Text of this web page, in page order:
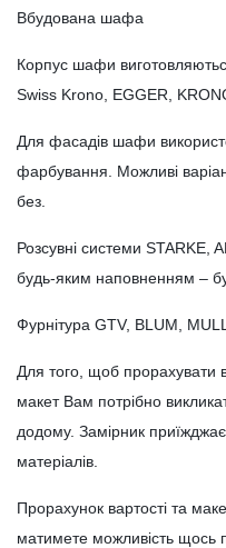
Вбудована шафа
Корпус шафи
Swiss Krono, EGGER,
Для фасадів шафи
фарбування. Можливі
без.
Розсувні системи STARKE,
будь-яким наповненням –
Фурнітура GTV, BLUM,
Для того, щоб прорахувати
макет Вам потрібно
додому. Замірник
матеріалів.
Прорахунок вартості та
матимете можливість щось